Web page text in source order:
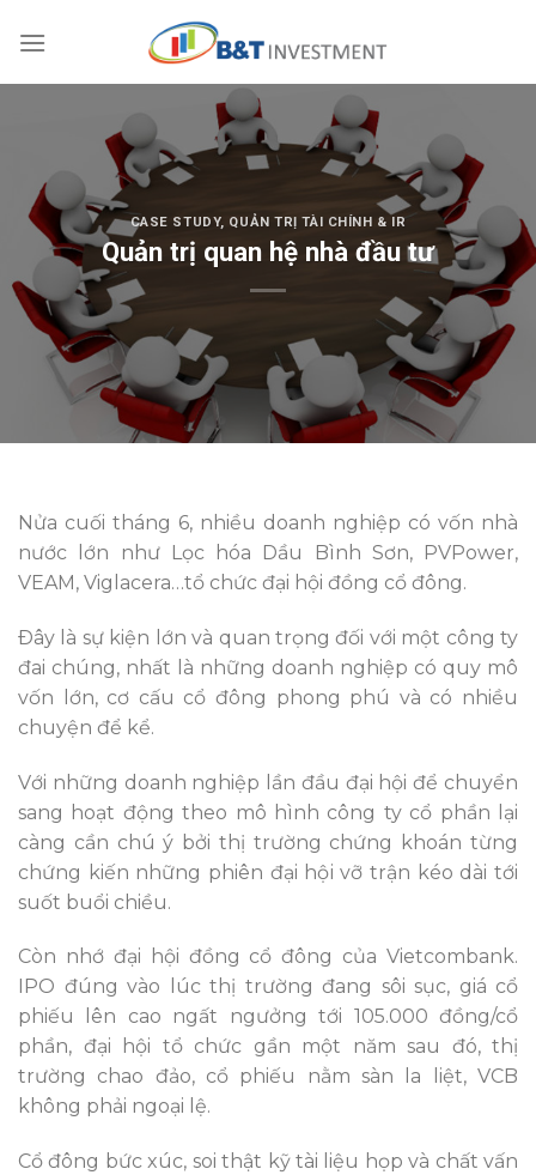
CASE STUDY, QUẢN TRỊ TÀI CHÍNH & IR
Quản trị quan hệ nhà đầu tư
Nửa cuối tháng 6, nhiều doanh nghiệp có vốn nhà
nước lớn như Lọc hóa Dầu Bình Sơn, PVPower,
VEAM, Viglacera…tổ chức đại hội đồng cổ đông.
Ðây là sự kiện lớn và quan trọng đối với một công ty
đai chúng, nhất là những doanh nghiệp có quy mô
vốn lớn, cơ cấu cổ đông phong phú và có nhiều
chuyện để kể.
Với những doanh nghiệp lần đầu đại hội để chuyển
sang hoạt động theo mô hình công ty cổ phần lại
càng cần chú ý bởi thị trường chứng khoán từng
chứng kiến những phiên đại hội vỡ trận kéo dài tới
suốt buổi chiều.
Còn nhớ đại hội đồng cổ đông của Vietcombank.
IPO đúng vào lúc thị trường đang sôi sục, giá cổ
phiếu lên cao ngất ngưởng tới 105.000 đồng/cổ
phần, đại hội tổ chức gần một năm sau đó, thị
trường chao đảo, cổ phiếu nằm sàn la liệt, VCB
không phải ngoại lệ.
Cổ đông bức xúc, soi thật kỹ tài liệu họp và chất vấn